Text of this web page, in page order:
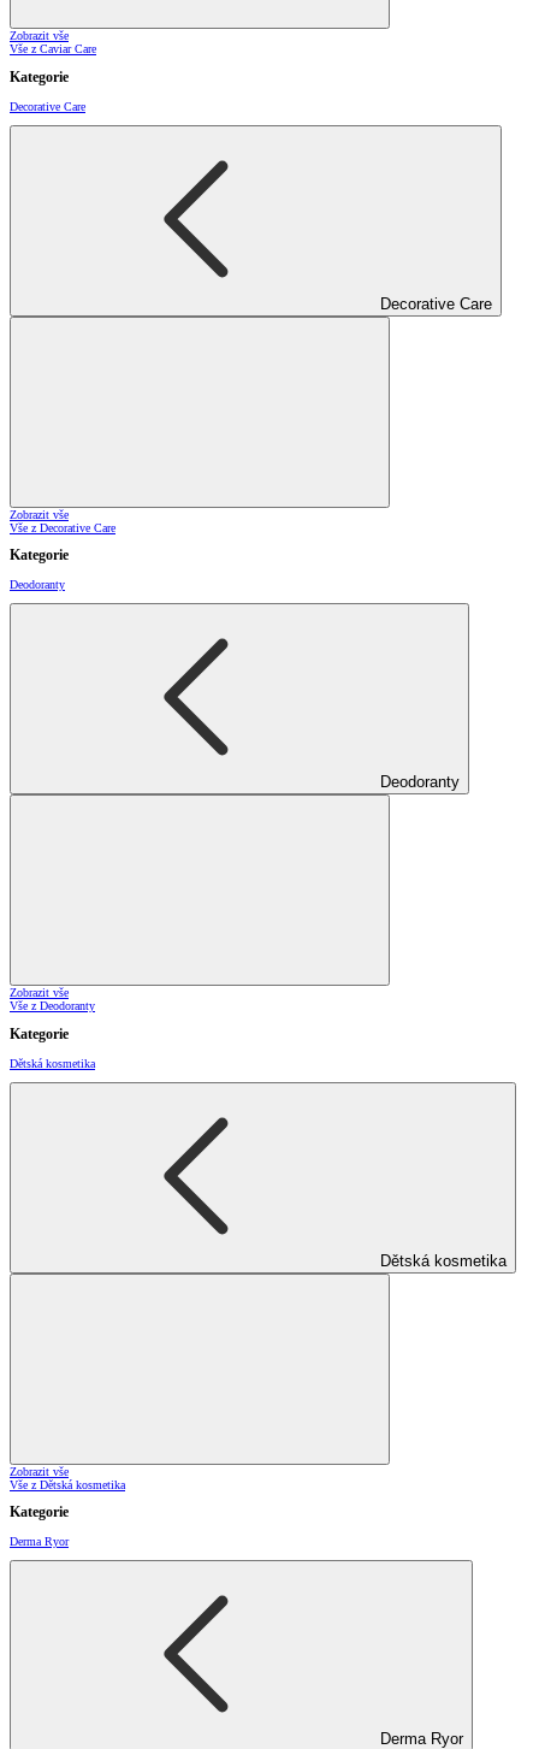
Zobrazit vše
Vše z Caviar Care
Kategorie
Decorative Care
Decorative Care
Zobrazit vše
Vše z Decorative Care
Kategorie
Deodoranty
Deodoranty
Zobrazit vše
Vše z Deodoranty
Kategorie
Dětská kosmetika
Dětská kosmetika
Zobrazit vše
Vše z Dětská kosmetika
Kategorie
Derma Ryor
Derma Ryor